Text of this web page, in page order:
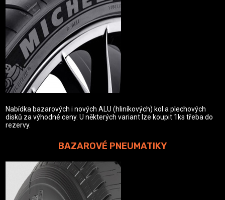
Nabídka bazarových i nových ALU (hliníkových) kol a plechových
disků za výhodné ceny. U některých variant lze koupit 1ks třeba do
rezervy.
BAZAROVÉ PNEUMATIKY